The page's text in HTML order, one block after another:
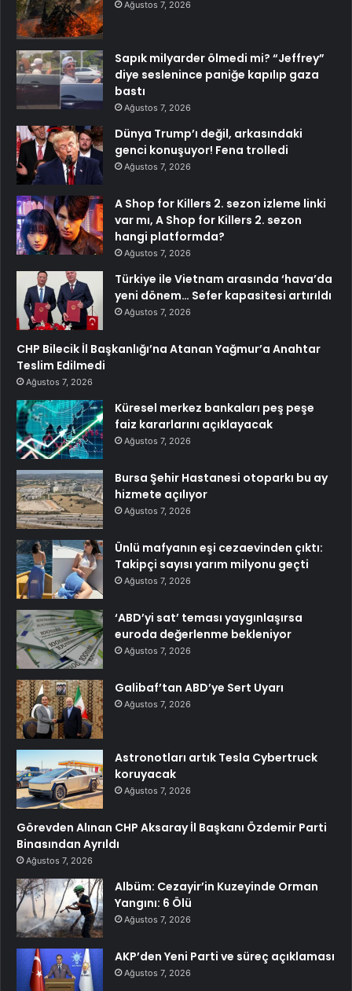
Ağustos 7, 2026
Sapık milyarder ölmedi mi? “Jeffrey”
diye seslenince paniğe kapılıp gaza
bastı
Ağustos 7, 2026
Dünya Trump’ı değil, arkasındaki
genci konuşuyor! Fena trolledi
Ağustos 7, 2026
A Shop for Killers 2. sezon izleme linki
var mı, A Shop for Killers 2. sezon
hangi platformda?
Ağustos 7, 2026
Türkiye ile Vietnam arasında ‘hava’da
yeni dönem… Sefer kapasitesi artırıldı
Ağustos 7, 2026
CHP Bilecik İl Başkanlığı’na Atanan Yağmur’a Anahtar
Teslim Edilmedi
Ağustos 7, 2026
Küresel merkez bankaları peş peşe
faiz kararlarını açıklayacak
Ağustos 7, 2026
Bursa Şehir Hastanesi otoparkı bu ay
hizmete açılıyor
Ağustos 7, 2026
Ünlü mafyanın eşi cezaevinden çıktı:
Takipçi sayısı yarım milyonu geçti
Ağustos 7, 2026
‘ABD’yi sat’ teması yaygınlaşırsa
euroda değerlenme bekleniyor
Ağustos 7, 2026
Galibaf’tan ABD’ye Sert Uyarı
Ağustos 7, 2026
Astronotları artık Tesla Cybertruck
koruyacak
Ağustos 7, 2026
Görevden Alınan CHP Aksaray İl Başkanı Özdemir Parti
Binasından Ayrıldı
Ağustos 7, 2026
Albüm: Cezayir’in Kuzeyinde Orman
Yangını: 6 Ölü
Ağustos 7, 2026
AKP’den Yeni Parti ve süreç açıklaması
Ağustos 7, 2026